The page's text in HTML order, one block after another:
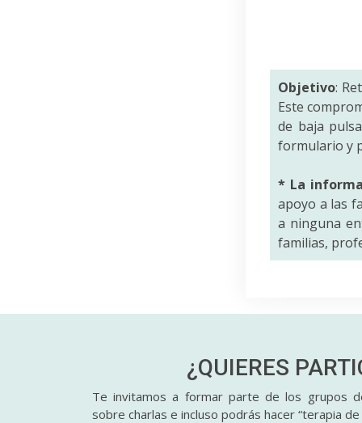
Objetivo:
Este
de baja
formulario y
* La
apoyo a las
a ninguna
familias,
¿QUIERES
Te invitamos a formar parte de los grupos
sobre charlas e incluso podrás hacer “terapia de